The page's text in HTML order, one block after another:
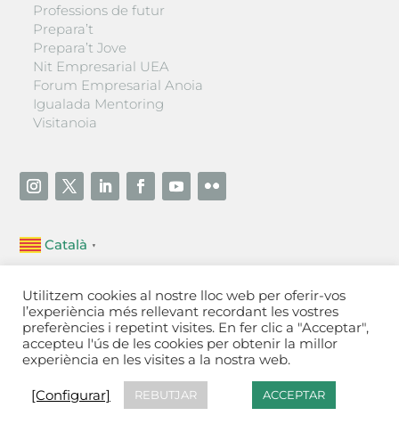
Professions de futur
Prepara’t
Prepara’t Jove
Nit Empresarial UEA
Forum Empresarial Anoia
Igualada Mentoring
Visitanoia
Català ▼
Unió Empresarial de l’Anoia (UEA)
Ctra. de Manresa, 131, 08700 – Igualada(Barcelona)
Tel 93 805 22 92
Contactar
de cookies [Configurar]
Fet a Igualada per Aladetres
Utilitzem cookies al nostre lloc web per oferir-vos
l’experiència més rellevant recordant les vostres
preferències i repetint visites. En fer clic a "Acceptar",
accepteu l'ús de les cookies per obtenir la millor
experiència en les visites a la nostra web.
[Configurar] REBUTJAR ACCEPTAR